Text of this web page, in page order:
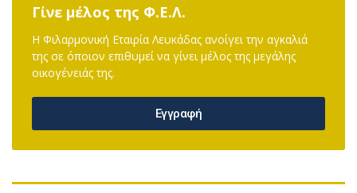
Γίνε μέλος της Φ.Ε.Λ.
Η Φιλαρμονική Εταιρία Λευκάδας ανοίγει την αγκαλιά
της σε όποιον επιθυμεί να γίνει μέλος της μεγάλης
οικογένειάς της.
Εγγραφή